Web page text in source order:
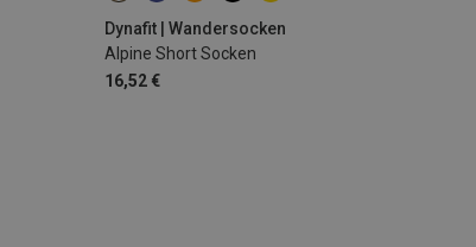
Dynafit | Wandersocken
Alpine Short Socken
16,52 €